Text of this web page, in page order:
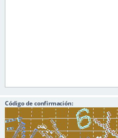
Código de confirmación: